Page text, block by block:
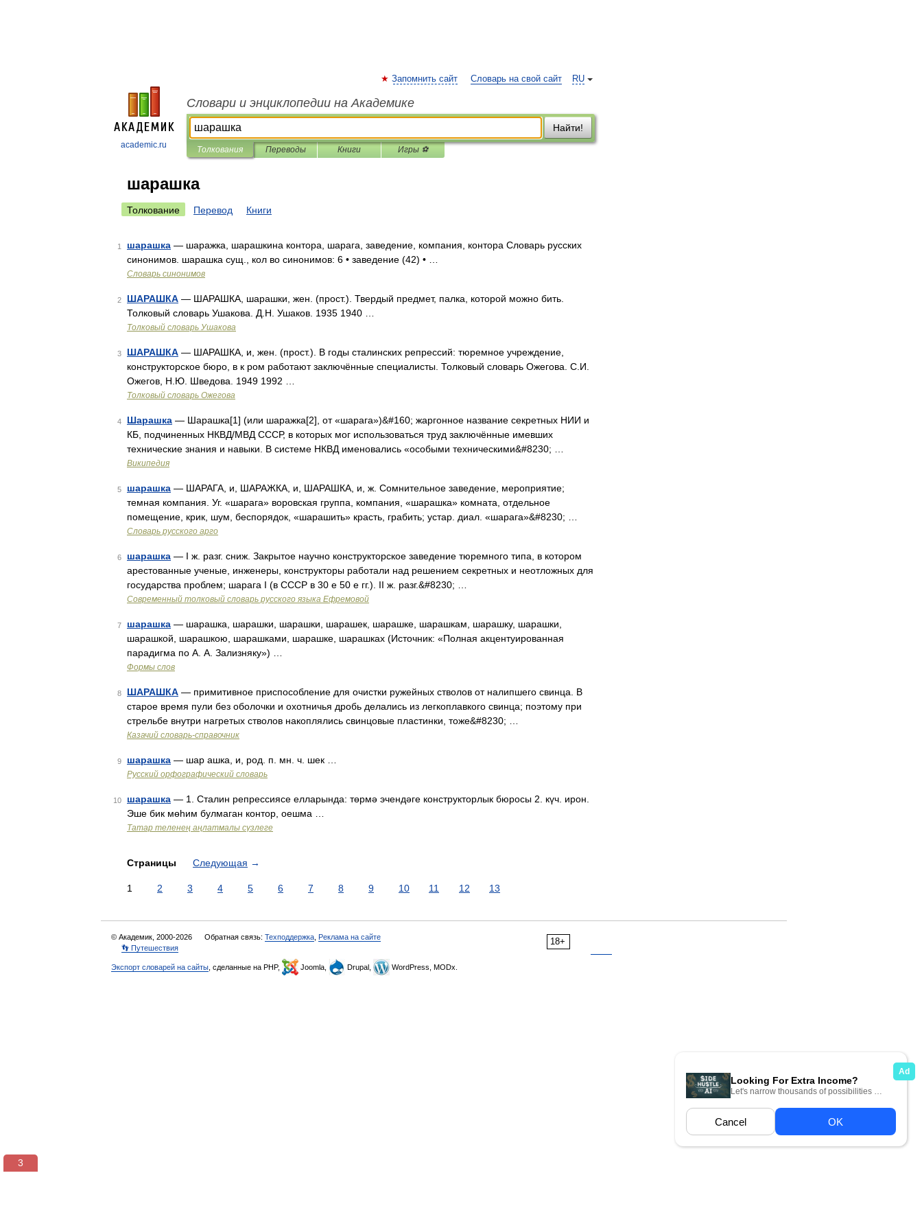
academic.ru
RU
Запомнить сайт Словарь на свой сайт
Словари и энциклопедии на Академике
Найти!
Толкования Переводы Книги Игры ⚽
шарашка
Толкование Перевод Книги
1 шарашка — шаражка, шарашкина контора, шарага, заведение, компания, контора Словарь русских
синонимов. шарашка сущ., кол во синонимов: 6 • заведение (42) • …
Словарь синонимов
2 ШАРАШКА — ШАРАШКА, шарашки, жен. (прост.). Твердый предмет, палка, которой можно бить.
Толковый словарь Ушакова. Д.Н. Ушаков. 1935 1940 …
Толковый словарь Ушакова
3 ШАРАШКА — ШАРАШКА, и, жен. (прост.). В годы сталинских репрессий: тюремное учреждение,
конструкторское бюро, в к ром работают заключённые специалисты. Толковый словарь Ожегова. С.И.
Ожегов, Н.Ю. Шведова. 1949 1992 …
Толковый словарь Ожегова
4 Шарашка — Шарашка[1] (или шаражка[2], от «шарага»)&#160; жаргонное название секретных НИИ и
КБ, подчиненных НКВД/МВД СССР, в которых мог использоваться труд заключённые имевших
технические знания и навыки. В системе НКВД именовались «особыми техническими&#8230; …
Википедия
5 шарашка — ШАРАГА, и, ШАРАЖКА, и, ШАРАШКА, и, ж. Сомнительное заведение, мероприятие;
темная компания. Уг. «шарага» воровская группа, компания, «шарашка» комната, отдельное
помещение, крик, шум, беспорядок, «шарашить» красть, грабить; устар. диал. «шарага»&#8230; …
Словарь русского арго
6 шарашка — I ж. разг. сниж. Закрытое научно конструкторское заведение тюремного типа, в котором
арестованные ученые, инженеры, конструкторы работали над решением секретных и неотложных для
государства проблем; шарага I (в СССР в 30 е 50 е гг.). II ж. разг.&#8230; …
Современный толковый словарь русского языка Ефремовой
7 шарашка — шарашка, шарашки, шарашки, шарашек, шарашке, шарашкам, шарашку, шарашки,
шарашкой, шарашкою, шарашками, шарашке, шарашках (Источник: «Полная акцентуированная
парадигма по А. А. Зализняку») …
Формы слов
8 ШАРАШКА — примитивное приспособление для очистки ружейных стволов от налипшего свинца. В
старое время пули без оболочки и охотничья дробь делались из легкоплавкого свинца; поэтому при
стрельбе внутри нагретых стволов накоплялись свинцовые пластинки, тоже&#8230; …
Казачий словарь-справочник
9 шарашка — шар ашка, и, род. п. мн. ч. шек …
Русский орфографический словарь
10 шарашка — 1. Сталин репрессиясе елларында: төрмә эчендәге конструкторлык бюросы 2. күч. ирон.
Эше бик мөһим булмаган контор, оешма …
Татар теленең аңлатмалы сүзлеге
Страницы Следующая →
1 2 3 4 5 6 7 8 9 10 11 12 13
18+
© Академик, 2000-2026 Обратная связь: Техподдержка Реклама на сайте
👣 Путешествия
Экспорт словарей на сайты , сделанные на PHP, Joomla, Drupal, WordPress, MODx.
3